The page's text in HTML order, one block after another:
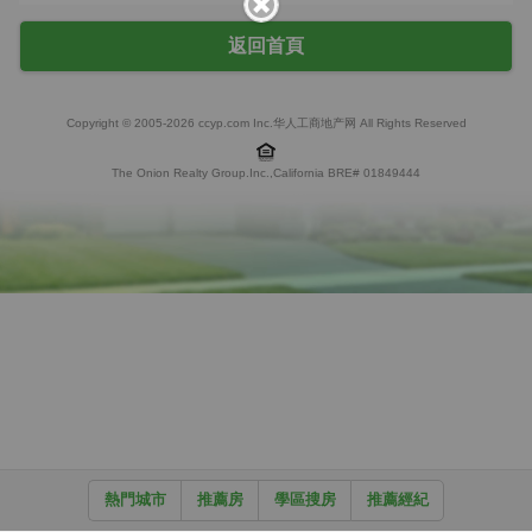
返回首頁
熱門城市 推薦房 學區搜房 推薦經紀
Copyright © 2005-2026 ccyp.com Inc.华人工商地产网 All Rights Reserved
The Onion Realty Group.Inc.,California BRE# 01849444